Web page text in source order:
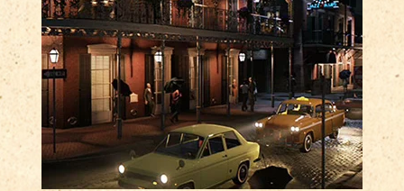
Usa la fuerza bruta, las armas de fuego
o el sigilo; tú decides cómo acabar con
la mafia italiana.